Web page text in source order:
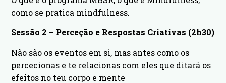
como se pratica mindfulness.
Sessão 2 – Perceção e Respostas Criativas (2h30)
Não são os eventos em si, mas antes como os
percecionas e te relacionas com eles que ditará os
efeitos no teu corpo e mente